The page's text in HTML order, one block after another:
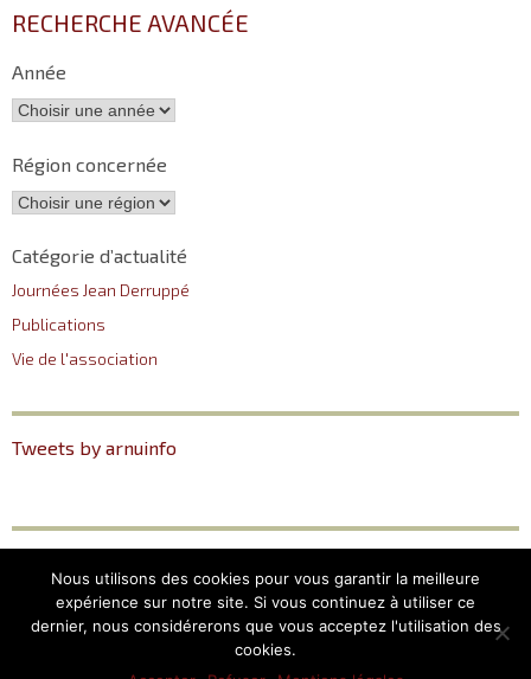
RECHERCHE AVANCÉE
Année
Région concernée
Catégorie d’actualité
Journées Jean Derruppé
Publications
Vie de l'association
Tweets by arnuinfo
ARNU
12, Place du Pantéon –
75005 Paris
Plan du site
Mentions légales
Nous utilisons des cookies pour vous garantir la meilleure
expérience sur notre site. Si vous continuez à utiliser ce
dernier, nous considérerons que vous acceptez l'utilisation des
cookies.